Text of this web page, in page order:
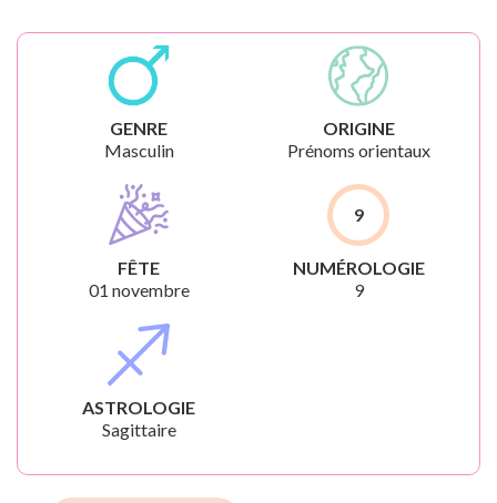
GENRE
Masculin
ORIGINE
Prénoms orientaux
FÊTE
01 novembre
9
NUMÉROLOGIE
9
ASTROLOGIE
Sagittaire